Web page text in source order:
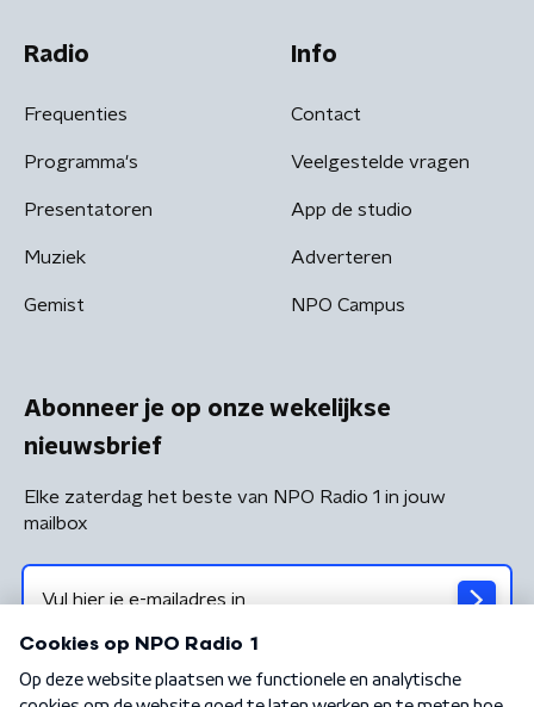
Radio
Frequenties
Programma's
Presentatoren
Muziek
Gemist
Info
Contact
Veelgestelde vragen
App de studio
Adverteren
NPO Campus
Abonneer je op onze wekelijkse
nieuwsbrief
Elke zaterdag het beste van NPO Radio 1 in jouw
mailbox